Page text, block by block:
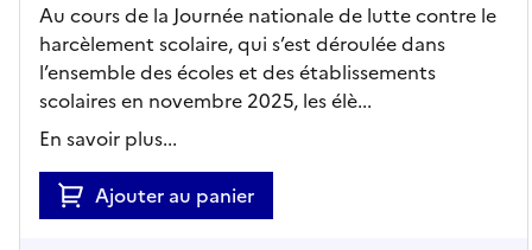
Au cours de la Journée nationale de lutte contre le
harcèlement scolaire, qui s’est déroulée dans
l’ensemble des écoles et des établissements
scolaires en novembre 2025, les élè...
En savoir plus...
Ajouter au panier